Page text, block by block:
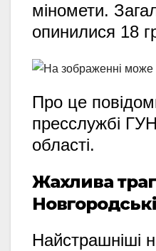
міномети.
опинилися 18
Про це
пресслужбі
області.
Жахлива
Найстрашніші